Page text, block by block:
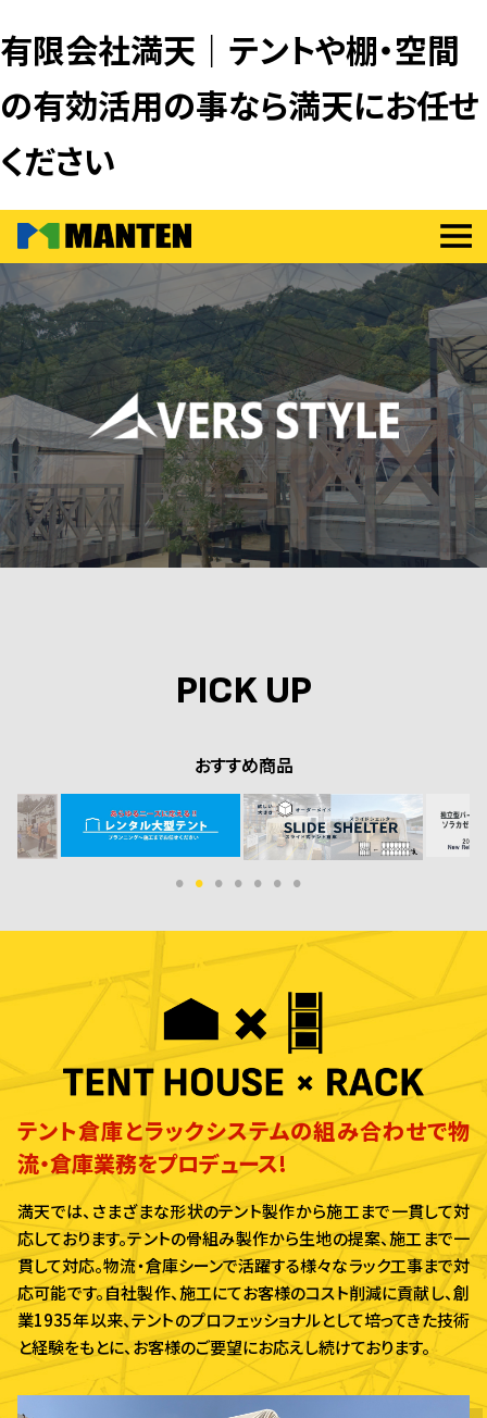
有限会社満天｜テントや棚・空間
の有効活用の事なら満天にお任せ
ください
PICK UP
おすすめ商品
テント倉庫とラックシステムの組み合わせで物
流・倉庫業務をプロデュース!
満天では、さまざまな形状のテント製作から施工まで一貫して対
応しております。テントの骨組み製作から生地の提案、施工まで一
貫して対応。物流・倉庫シーンで活躍する様々なラック工事まで対
応可能です。自社製作、施工にてお客様のコスト削減に貢献し、創
業1935年以来、テントのプロフェッショナルとして培ってきた技術
と経験をもとに、お客様のご要望にお応えし続けております。